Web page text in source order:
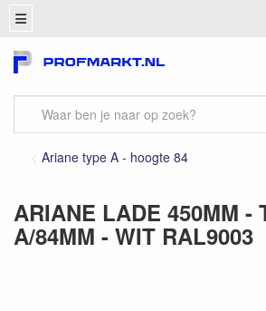
Ariane type A - hoogte 84
ARIANE LADE 450MM -
A/84MM - WIT RAL9003